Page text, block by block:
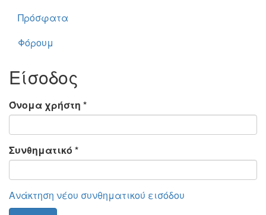
Πρόσφατα
Φόρουμ
Είσοδος
Όνομα χρήστη *
Συνθηματικό *
Ανάκτηση νέου συνθηματικού εισόδου